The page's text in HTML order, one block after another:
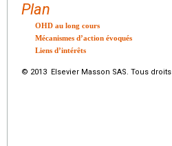
Plan
OHD au long cours
Mécanismes d’action évoqués
Liens d’intérêts
© 2013 Elsevier Masson SAS. Tous